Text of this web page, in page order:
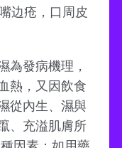
边疮，口周皮
為發病機理，
熱，又因飲食
從內生、濕與
、充溢肌膚所